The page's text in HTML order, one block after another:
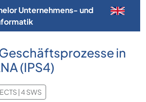
Unternehmens- und
in
(IPS4)
| 4 SWS